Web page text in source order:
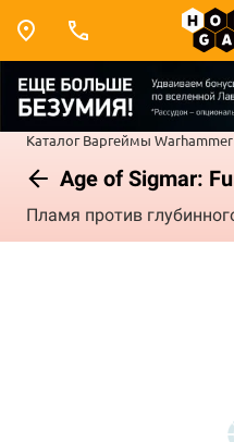
Каталог Варгеймы Warhammer
Age of Sigmar:
Пламя против